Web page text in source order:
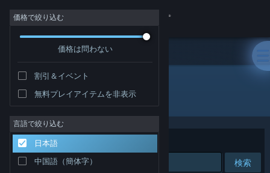
サインイン
コミュニティ
詳細
サポート
価格で絞り込む
価格は問わない
割引＆イベント
無料プレイアイテムを非表示
言語で絞り込む
日本語
中国語（簡体字）
パブリッシャー: DesktopPaints LLC
並べ替え 適合性
検索